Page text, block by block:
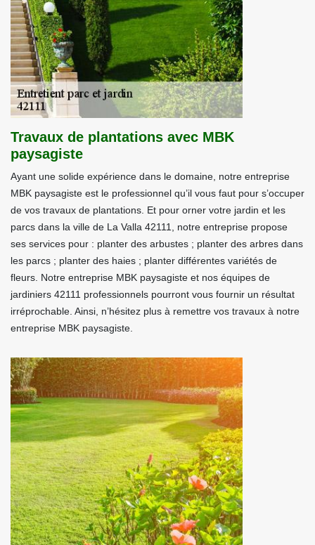
Travaux de plantations avec MBK
paysagiste
Ayant une solide expérience dans le domaine, notre entreprise
MBK paysagiste est le professionnel qu’il vous faut pour s’occuper
de vos travaux de plantations. Et pour orner votre jardin et les
parcs dans la ville de La Valla 42111, notre entreprise propose
ses services pour : planter des arbustes ; planter des arbres dans
les parcs ; planter des haies ; planter différentes variétés de
fleurs. Notre entreprise MBK paysagiste et nos équipes de
jardiniers 42111 professionnels pourront vous fournir un résultat
irréprochable. Ainsi, n’hésitez plus à remettre vos travaux à notre
entreprise MBK paysagiste.